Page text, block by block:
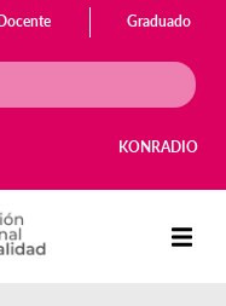
Docente Graduado
KONRADIO